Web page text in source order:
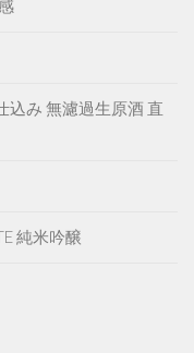
込み 無濾過生原酒 直
純米吟醸